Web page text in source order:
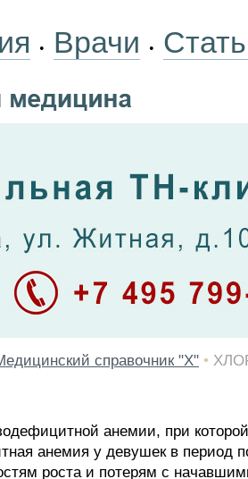
• Врачи •
справочник "Х" •
анемии, при
анемия у девушек в период
роста и потерям с